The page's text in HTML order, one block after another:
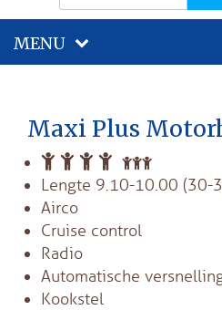
MENU
Maxi Plus
Lengte 9.10-10.00 (30-
Airco
Cruise control
Radio
Automatische
Kookstel